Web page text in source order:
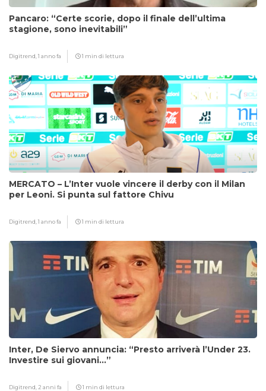
Pancaro: “Certe scorie, dopo il finale dell’ultima
stagione, sono inevitabili”
Digitrend,1 anno fa 1 min di lettura
MERCATO – L’Inter vuole vincere il derby con il Milan
per Leoni. Si punta sul fattore Chivu
Digitrend,1 anno fa 1 min di lettura
Inter, De Siervo annuncia: “Presto arriverà l’Under 23.
Investire sui giovani…”
Digitrend, 2 anni fa 1 min di lettura